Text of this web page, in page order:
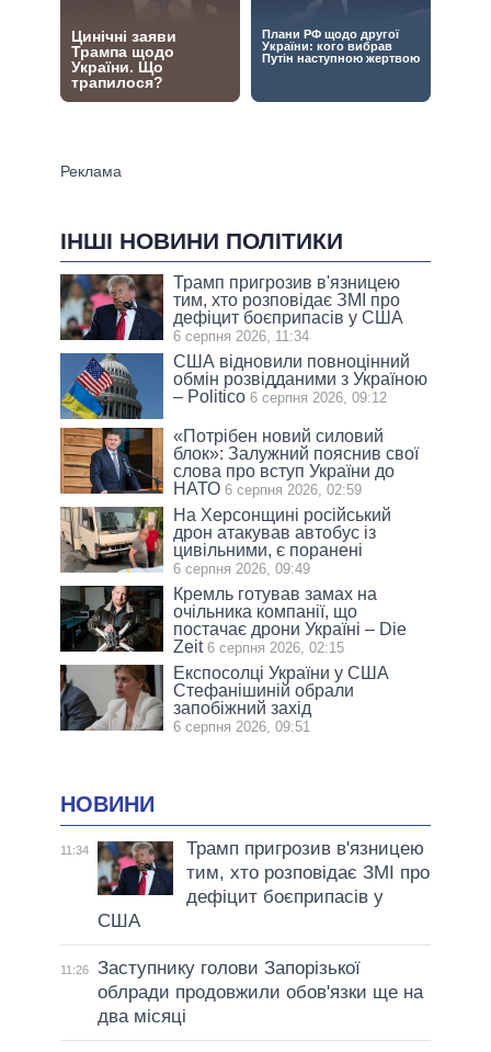
ІНШІ НОВИНИ ПОЛІТИКИ
Трамп пригрозив в'язницею
тим, хто розповідає ЗМІ про
дефіцит боєприпасів у США
6 серпня 2026, 11:34
США відновили повноцінний
обмін розвідданими з Україною
– Politico 6 серпня 2026, 09:12
«Потрібен новий силовий
блок»: Залужний пояснив свої
слова про вступ України до
НАТО 6 серпня 2026, 02:59
На Херсонщині російський
дрон атакував автобус із
цивільними, є поранені
6 серпня 2026, 09:49
Кремль готував замах на
очільника компанії, що
постачає дрони Україні – Die
Zeit 6 серпня 2026, 02:15
Експосолці України у США
Стефанішиній обрали
запобіжний захід
6 серпня 2026, 09:51
НОВИНИ
11:34
Трамп пригрозив в'язницею
тим, хто розповідає ЗМІ про
дефіцит боєприпасів у
США
11:26
Заступнику голови Запорізької
облради продовжили обов'язки ще на
два місяці